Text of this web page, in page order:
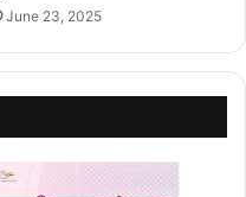
June 23, 2025